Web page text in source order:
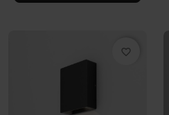
favorite_border